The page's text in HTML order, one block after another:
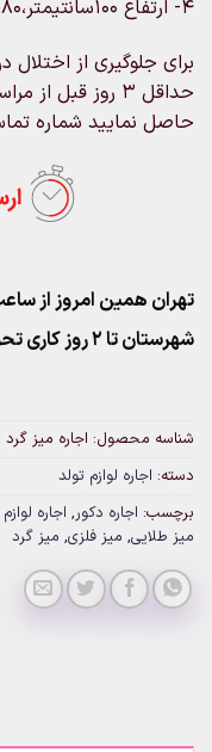
۴- ارتفاع ۱۰۰سانتیمتر،۸۰سانتیمتر
برای جلوگیری از
حداقل ۳ روز
حاصل نمایید شماره
تهران همین امروز از ساعت ۱۱-۱۹ با
شهرستان تا 2 روز کاری تحویل پست
شناسه محصول: اجاره میز
دسته: اجاره لوازم تولد
برچسب: اجاره دکور, اجاره
میز طلایی, میز فلزی, میز گرد